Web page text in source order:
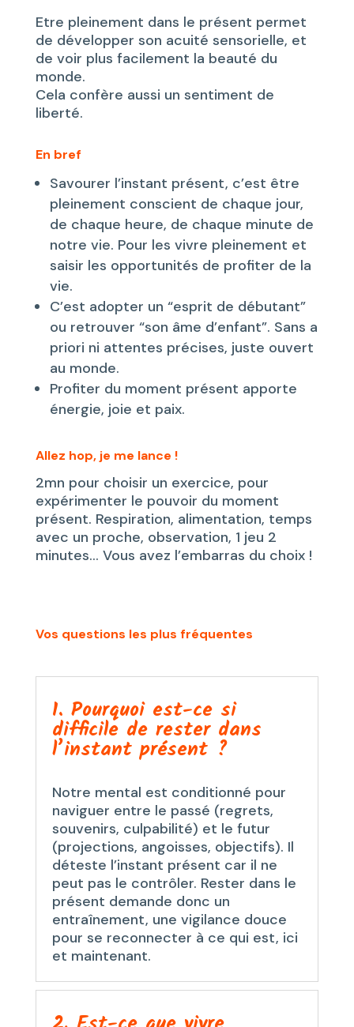
Etre pleinement dans le présent permet
de développer son acuité sensorielle, et
de voir plus facilement la beauté du
monde.
Cela confère aussi un sentiment de
liberté.
En bref
Savourer l’instant présent, c’est être
pleinement conscient de chaque jour,
de chaque heure, de chaque minute de
notre vie. Pour les vivre pleinement et
saisir les opportunités de profiter de la
vie.
C’est adopter un “esprit de débutant”
ou retrouver “son âme d’enfant”. Sans a
priori ni attentes précises, juste ouvert
au monde.
Profiter du moment présent apporte
énergie, joie et paix.
Allez hop, je me lance !
2mn pour choisir un exercice, pour
expérimenter le pouvoir du moment
présent. Respiration, alimentation, temps
avec un proche, observation, 1 jeu 2
minutes… Vous avez l’embarras du choix !
Vos questions les plus fréquentes
1. Pourquoi est-ce si
difficile de rester dans
l’instant présent ?
Notre mental est conditionné pour
naviguer entre le passé (regrets,
souvenirs, culpabilité) et le futur
(projections, angoisses, objectifs). Il
déteste l’instant présent car il ne
peut pas le contrôler. Rester dans le
présent demande donc un
entraînement, une vigilance douce
pour se reconnecter à ce qui est, ici
et maintenant.